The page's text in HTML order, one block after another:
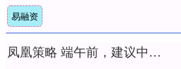
易融资
凤凰策略 端午前，建议中老年：少吃鸡肉豆腐，多吃4种，清热消暑不上火